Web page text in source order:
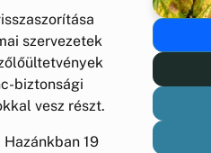
szervezetek
biztonsági
vesz részt.
19